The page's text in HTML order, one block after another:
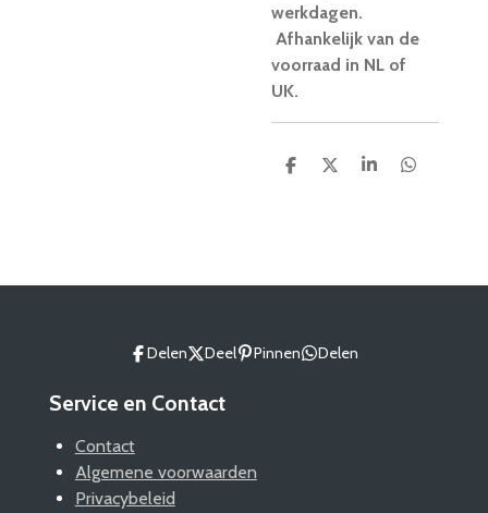
werkdagen.
Afhankelijk van de
voorraad in NL of
UK.
D
D
S
D
Delen Deel Pinnen Delen
Service en Contact
Contact
Algemene voorwaarden
Privacybeleid